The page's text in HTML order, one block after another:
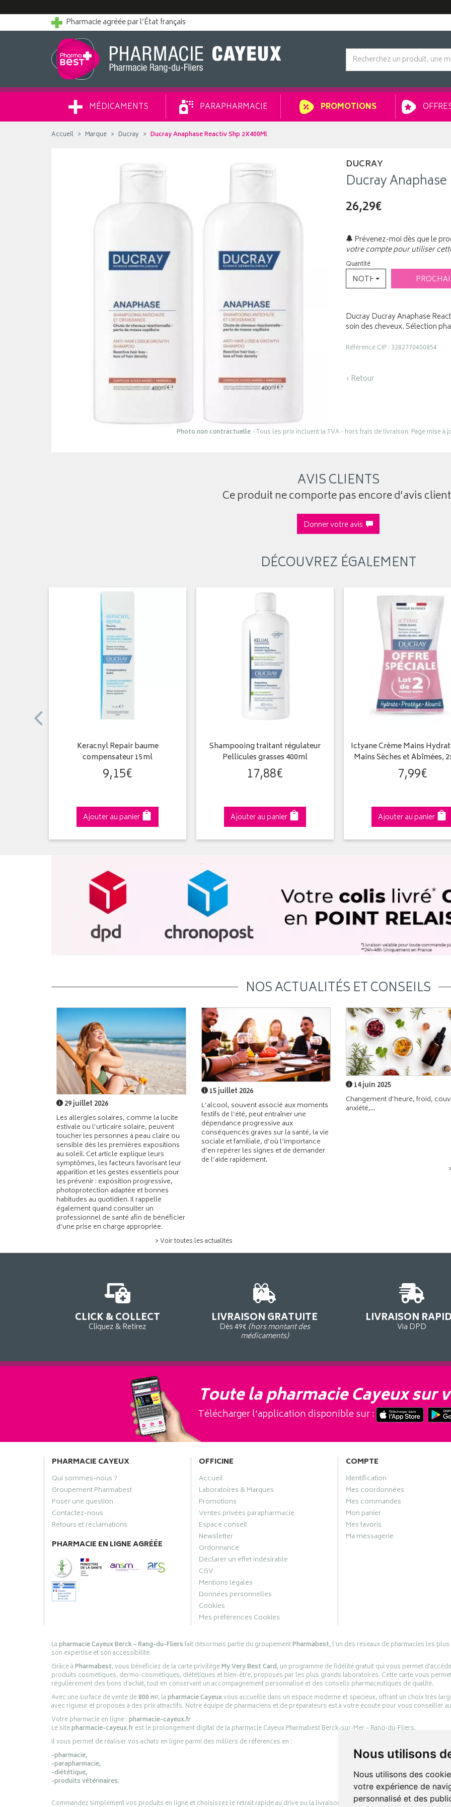
Nous utilisons
Nous utilisons des
votre expérience de
personnalisé et des
Pharmacie agréée par l’État français
MÉDICAMENTS PARAPHARMACIE PROMOTIONS
Accueil Marque Ducray Ducray Anaphase Reactiv Shp 2X400Ml
DUCRAY
Ducray
26,29€
Prévenez-moi dès que le
votre compte pour utiliser
Quantité
NOTHING SELECTED
Ducray Ducray Anaphase
soin des cheveux. Sélection
Référence CIP : 3282770400854
‹ Retour
Photo non contractuelle- Tous les prix incluent la TVA - hors frais de livraison. Page mise à
AVIS CLIENTS
Ce produit ne comporte pas encore d’avis
Donner votre avis
DÉCOUVREZ ÉGALEMENT
Keracnyl Repair baume
compensateur 15ml
9,15€
Ajouter au panier
Shampooing traitant régulateur
Pellicules grasses 400ml
17,88€
Ajouter au panier
Ictyane Crème Mains
Mains Sèches et Abîmées,
7,99€
Ajouter au panier
NOS ACTUALITÉS ET CONSEILS
29 juillet 2026
Les allergies solaires, comme la lucite
estivale ou l’urticaire solaire, peuvent
toucher les personnes à peau claire ou
sensible dès les premières expositions
au soleil. Cet article explique leurs
symptômes, les facteurs favorisant leur
apparition et les gestes essentiels pour
les prévenir : exposition progressive,
photoprotection adaptée et bonnes
habitudes au quotidien. Il rappelle
également quand consulter un
professionnel de santé afin de bénéficier
d’une prise en charge appropriée.
15 juillet 2026
L’alcool, souvent associé aux moments
festifs de l’été, peut entraîner une
dépendance progressive aux
conséquences graves sur la santé, la vie
sociale et familiale, d’où l’importance
d’en repérer les signes et de demander
de l’aide rapidement.
> Voir toutes les actualités
14 juin 2025
Changement d’heure, froid,
anxiété,...
CLICK & COLLECT
Cliquez & Retirez
LIVRAISON GRATUITE
Dès 49€ (hors montant des
médicaments)
LIVRAISON
Via DPD
Toute la pharmacie Cayeux sur
Télécharger l’application disponible sur :
PHARMACIE CAYEUX
Qui sommes-nous ?
Groupement Pharmabest
Poser une question
Contactez-nous
Retours et réclamations
PHARMACIE EN LIGNE AGRÉÉE
OFFICINE
Accueil
Laboratoires & Marques
Promotions
Ventes privées parapharmacie
Espace conseil
Newsletter
Ordonnance
Déclarer un effet indésirable
CGV
Mentions légales
Données personnelles
Cookies
Mes préférences Cookies
COMPTE
Identification
Mes coordonnées
Mes commandes
Mon panier
Mes favoris
Ma messagerie
Lapharmacie Cayeux Berck – Rang-du-Fliersfait désormais partie du groupementPharmabest, l’un des réseaux de pharmacies les
son expertise et son accessibilité.
Grâce àPharmabest, vous bénéficiez de la carte privilègeMy Very Best Card, un programme de fidélité gratuit qui vous permet
produits cosmétiques, dermo-cosmétiques, diététiques et bien-être, proposés par les plus grands laboratoires. Cette carte vous
régulièrement des bons d’achat, tout en conservant un accompagnement personnalisé et des conseils pharmaceutiques de qualité.
Avec une surface de vente de800 m², lapharmacie Cayeuxvous accueille dans un espace moderne et spacieux, offrant un choix très
avec rigueur et proposés à des prix attractifs. Notre équipe de pharmaciens et de préparateurs est à votre écoute pour vous conseiller
Votre pharmacie en ligne :pharmacie-cayeux.fr
Le sitepharmacie-cayeux.frest le prolongement digital de la pharmacie Cayeux Pharmabest Berck-sur-Mer – Rang-du-Fliers.
Il vous permet de réaliser vos achats en ligne parmi des milliers de références en :
-pharmacie,
-parapharmacie,
-diététique,
-produits vétérinaires.
Commandez simplement vos produits en ligne et choisissez le retrait rapide au drive ou la livraison à domicile, en toute simplicité.